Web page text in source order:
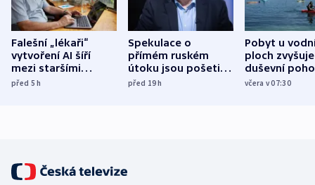
Falešní „lékaři“
vytvoření AI šíří
mezi staršími
Poláky nebezpečné
před 5h
Spekulace o
přímém ruském
útoku jsou pošetilé,
míní estonský
před 19h
Pobyt u
ploch zvyšuje
duševní
ukázala
včera v 07:30